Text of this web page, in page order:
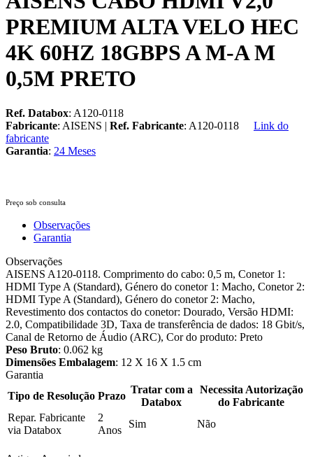
PREMIUM ALTA VELO HEC
4K 60HZ 18GBPS A M-A M
0,5M PRETO
Ref. Databox: A120-0118
Fabricante: AISENS | Ref. Fabricante: A120-0118
Link do
fabricante
Garantia: 24 Meses
Preço sob consulta
Observações
Garantia
Observações
AISENS A120-0118. Comprimento do cabo: 0,5 m, Conetor 1:
HDMI Type A (Standard), Género do conetor 1: Macho, Conetor 2:
HDMI Type A (Standard), Género do conetor 2: Macho,
Revestimento dos contactos do conetor: Dourado, Versão HDMI:
2.0, Compatibilidade 3D, Taxa de transferência de dados: 18 Gbit/s,
Canal de Retorno de Áudio (ARC), Cor do produto: Preto
Peso Bruto: 0.062 kg
Dimensões Embalagem: 12 X 16 X 1.5 cm
Garantia
Tipo de Resolução Prazo
Tratar com a
Databox
Necessita Autorização
do Fabricante
Repar. Fabricante
via Databox
2
Anos
Sim Não